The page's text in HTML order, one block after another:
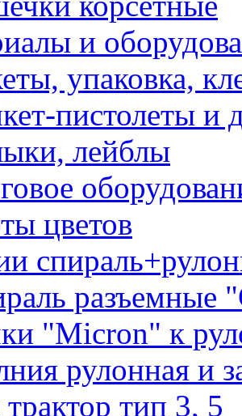
и
упаковка,
пистолеты и
лейблы
цветов
разъемные
"Micron" к
рулонная и
тип 3, 5